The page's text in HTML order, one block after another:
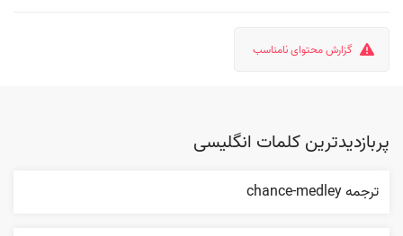
گزارش محتوای نامناسب
پربازدیدترین کلمات انگلیسی
ترجمه chance-medley